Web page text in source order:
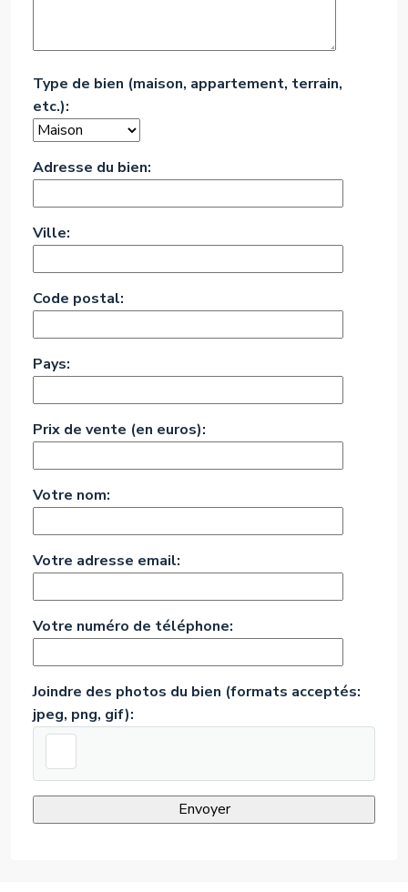
Type de bien (maison, appartement, terrain,
etc.):
Adresse du bien:
Ville:
Code postal:
Pays:
Prix de vente (en euros):
Votre nom:
Votre adresse email:
Votre numéro de téléphone:
Joindre des photos du bien (formats acceptés:
jpeg, png, gif):